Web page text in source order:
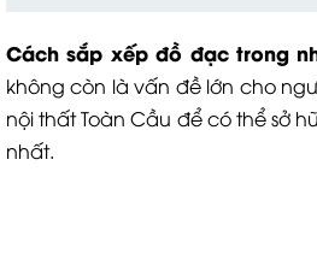
Cách sắp xếp đồ đạc trong
không còn là vấn đề lớn cho
nội thất Toàn Cầu để có thể sở
nhất.